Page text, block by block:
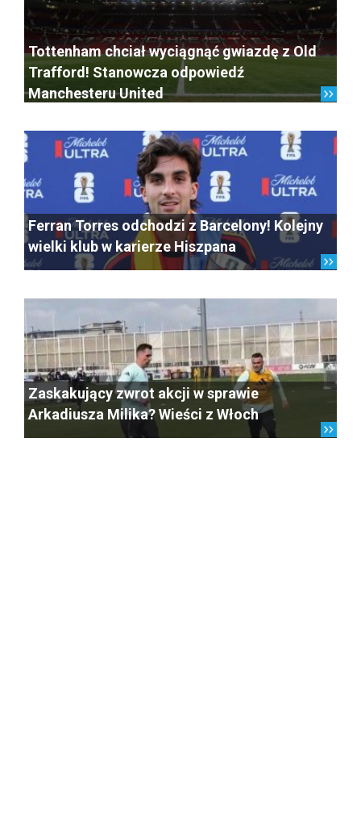
Tottenham chciał wyciągnąć gwiazdę z Old
Trafford! Stanowcza odpowiedź
Manchesteru United
Ferran Torres odchodzi z Barcelony! Kolejny
wielki klub w karierze Hiszpana
Zaskakujący zwrot akcji w sprawie
Arkadiusza Milika? Wieści z Włoch